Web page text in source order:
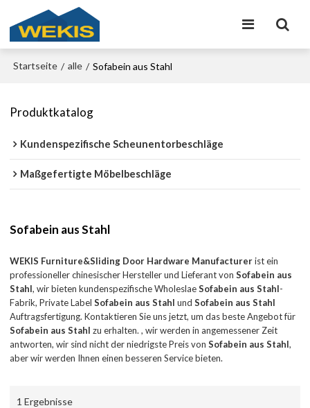
Startseite / alle / Sofabein aus Stahl
Produktkatalog
Kundenspezifische Scheunentorbeschläge
Maßgefertigte Möbelbeschläge
Sofabein aus Stahl
WEKIS Furniture&Sliding Door Hardware Manufacturerist ein
professioneller chinesischer Hersteller und Lieferant vonSofabein aus
Stahl, wir bieten kundenspezifische WholeslaeSofabein aus Stahl-
Fabrik, Private LabelSofabein aus Stahl undSofabein aus Stahl
Auftragsfertigung. Kontaktieren Sie uns jetzt, um das beste Angebot für
Sofabein aus Stahl zu erhalten. , wir werden in angemessener Zeit
antworten, wir sind nicht der niedrigste Preis vonSofabein aus Stahl,
aber wir werden Ihnen einen besseren Service bieten.
1 Ergebnisse